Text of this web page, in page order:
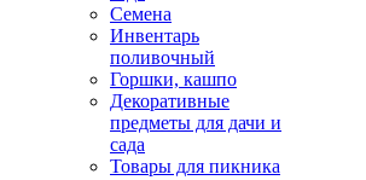
Семена
Инвентарь
поливочный
Горшки, кашпо
Декоративные
предметы для дачи и
сада
Товары для пикника